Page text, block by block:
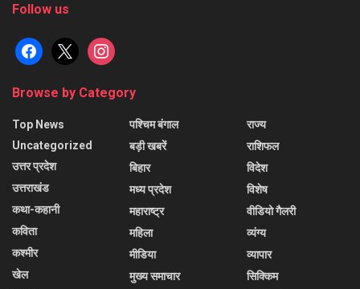
Follow us
facebook
x instagram
Browse by Category
Top News
Uncategorized
उत्तर प्रदेश
उत्तराखंड
कथा-कहानी
कविता
कश्मीर
खेल
पश्चिम बंगाल
बड़ी खबरें
बिहार
मध्य प्रदेश
महाराष्ट्र
महिला
मीडिया
मुख्य समाचार
राज्य
राशिफल
विदेश
विशेष
वीडियो गैलरी
व्यंग्य
व्यापार
सिक्किम